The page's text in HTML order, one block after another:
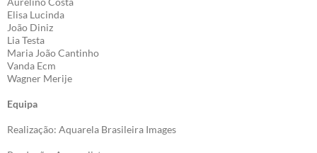
Elisa Lucinda
João Diniz
Lia Testa
Maria João Cantinho
Vanda Ecm
Wagner Merije
Equipa
Realização: Aquarela Brasileira Images